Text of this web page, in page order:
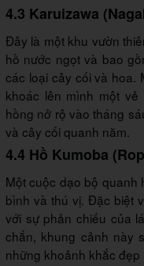
4.3 Karuizawa
Đây là một khu vườn
hồ nước ngọt và bao
các loại cây cối và hoa.
khoác lên mình một
hồng nở rộ vào tháng
và cây cối quanh năm.
4.4 Hồ Kumoba
Một cuộc dạo bộ quanh
bình và thú vị. Đặc biệt
với sự phản chiếu của
chắn, khung cảnh này
những khoảnh khắc đẹp